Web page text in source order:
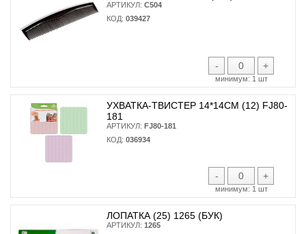
АРТИКУЛ: С504
КОД: 039427
- +
минимум: 1 шт
УХВАТКА-ТВИСТЕР 14*14СМ (12) FJ80-
181
АРТИКУЛ: FJ80-181
КОД: 036934
- +
минимум: 1 шт
ЛОПАТКА (25) 1265 (БУК)
АРТИКУЛ: 1265